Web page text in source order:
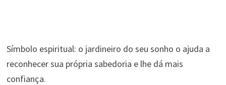
Símbolo espiritual: o jardineiro do seu sonho o ajuda a
reconhecer sua própria sabedoria e lhe dá mais
confiança.